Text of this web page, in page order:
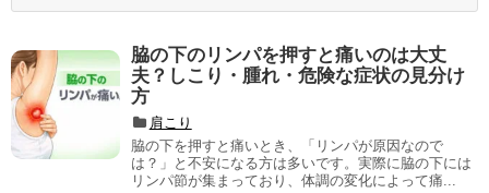
脇の下のリンパを押すと痛いのは大丈
夫？しこり・腫れ・危険な症状の見分け
方
肩こり
脇の下を押すと痛いとき、「リンパが原因なので
は？」と不安になる方は多いです。実際に脇の下には
リンパ節が集まっており、体調の変化によって痛...